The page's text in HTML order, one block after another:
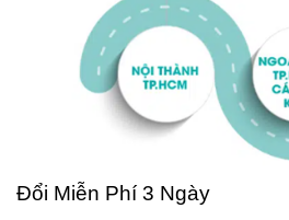
Đổi Miễn Phí 3 Ngày